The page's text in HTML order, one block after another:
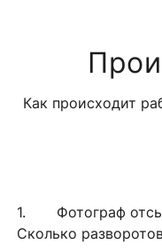
Как происходит
1. Фотограф
Сколько